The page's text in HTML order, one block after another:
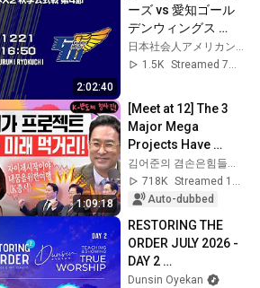
2:02:40
ーズ vs 愛知ゴール
デンウィングス
【X2WEST 第4節】
Golden Fighters vs
Wings
日本社会人アメリカンフットボール協会_X2X3リーグ公式
1.5K
Streamed 7mo ago
1:09:18
[Meet at 12] The 3
Major Mega
Projects Have
Arrived! What Does
the Blueprint for K-
Semiconductors...
김어준의 겸손은힘들다 뉴스공장
718K
Streamed 1mo ago
Auto-dubbed
RESTORING THE
ORDER JULY 2026 -
DAY 2
#dunsinoyekan
Dunsin Oyekan